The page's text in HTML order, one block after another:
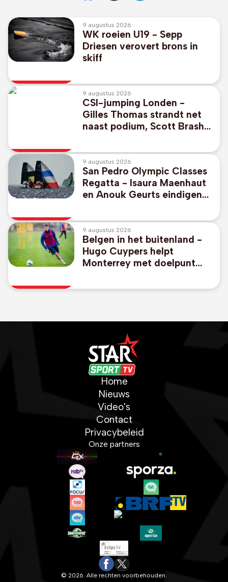
9 augustus 2026
WK roeien U19 - Sepp
Driesen verovert brons in
skiff
9 augustus 2026
CSI-jumping Londen -
Gilles Thomas strandt net
naast podium, Scott Brash
9 augustus 2026
San Pedro Olympic Classes
Regatta - Isaura Maenhaut
en Anouk Geurts eindigen
FX
9 augustus 2026
Belgen in het buitenland -
Hugo Cuypers helpt
Monterrey met doelpunt
van afwezige Messi
Home
Nieuws
Video's
Contact
Privacybeleid
Onze partners
© 2026. Alle rechten voorbehouden.